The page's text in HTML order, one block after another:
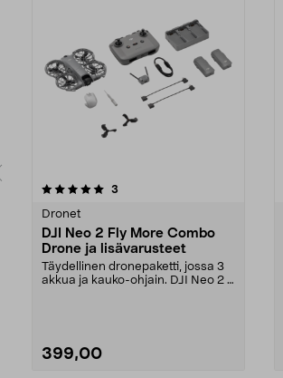
3
Dronet
DJI Neo 2 Fly More Combo
Drone ja lisävarusteet
Täydellinen dronepaketti, jossa 3
akkua ja kauko-ohjain. DJI Neo 2 –
399,00
4.5 viidestä